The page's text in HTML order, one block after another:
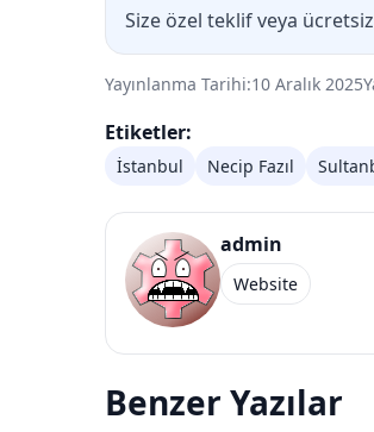
Size özel teklif veya
Yayınlanma Tarihi:10 Aralık 2025
Etiketler:
İstanbul Necip Fazıl
admin
Website
Benzer Yazılar